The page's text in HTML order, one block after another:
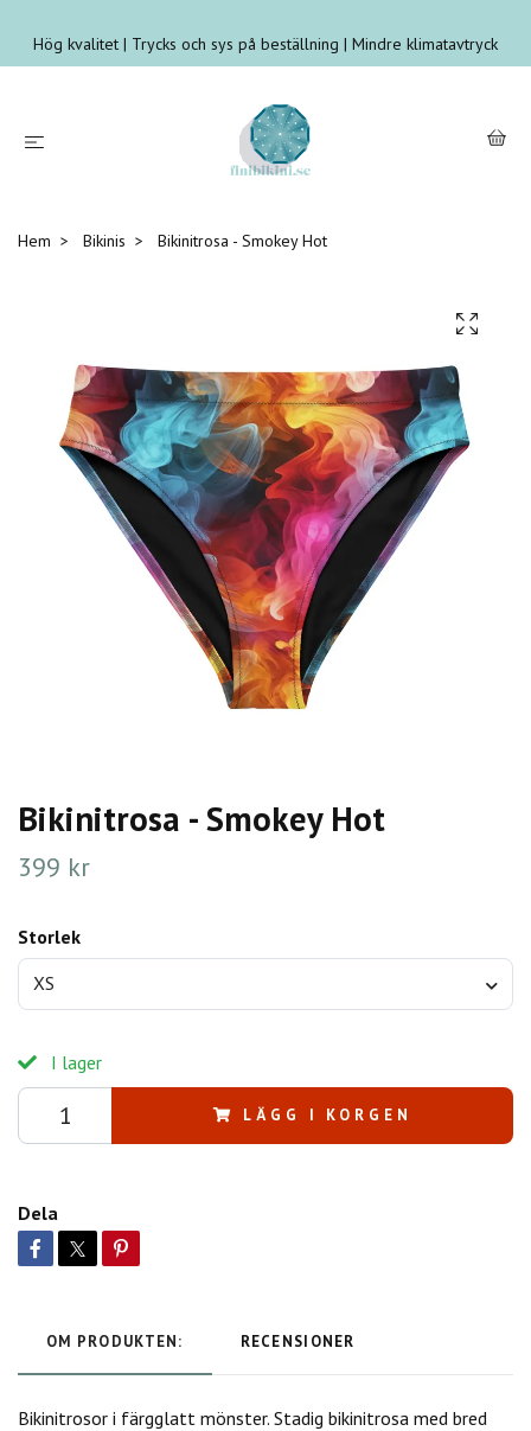
Hög kvalitet | Trycks och sys på beställning | Mindre klimatavtryck
Hem Bikinis Bikinitrosa - Smokey Hot
Bikinitrosa - Smokey Hot
399 kr
Storlek
XS
I lager
LÄGG I KORGEN
Dela
OM PRODUKTEN: RECENSIONER
Bikinitrosor i färgglatt mönster. Stadig bikinitrosa med bred